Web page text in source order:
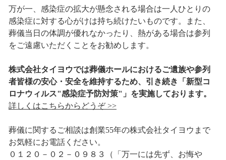
万が一、感染症の拡大が懸念される場合は一人ひとりの
感染症に対する心がけは持ち続けたいものです。また、
葬儀当日の体調が優れなかったり、熱がある場合は参列
をご遠慮いただくことをお勧めします。
株式会社タイヨウでは葬儀ホールにおけるご遺族や参列
者皆様の安心・安全を維持するため、引き続き「新型コ
ロナウィルス"感染症予防対策"」を実施しております。
詳しくはこちらからどうぞ >>
葬儀に関するご相談は創業55年の株式会社タイヨウまで
お気軽にお電話ください。
０１２０－０２－０９８３（「万一には先ず、お悔や